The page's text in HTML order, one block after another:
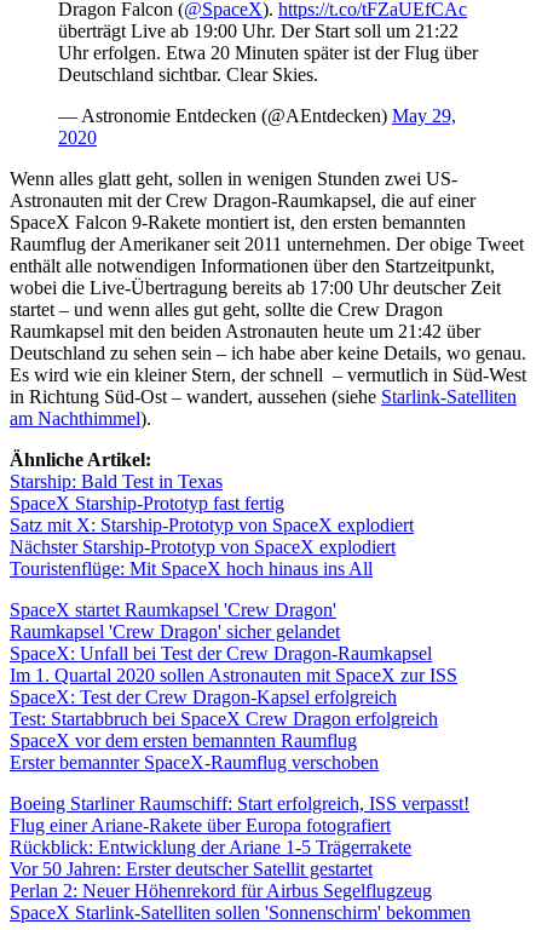
Dragon Falcon (@SpaceX). https://t.co/tFZaUEfCAc
überträgt Live ab 19:00 Uhr. Der Start soll um 21:22
Uhr erfolgen. Etwa 20 Minuten später ist der Flug über
Deutschland sichtbar. Clear Skies.
— Astronomie Entdecken (@AEntdecken) May 29,
2020
Wenn alles glatt geht, sollen in wenigen Stunden zwei US-
Astronauten mit der Crew Dragon-Raumkapsel, die auf einer
SpaceX Falcon 9-Rakete montiert ist, den ersten bemannten
Raumflug der Amerikaner seit 2011 unternehmen. Der obige Tweet
enthält alle notwendigen Informationen über den Startzeitpunkt,
wobei die Live-Übertragung bereits ab 17:00 Uhr deutscher Zeit
startet – und wenn alles gut geht, sollte die Crew Dragon
Raumkapsel mit den beiden Astronauten heute um 21:42 über
Deutschland zu sehen sein – ich habe aber keine Details, wo genau.
Es wird wie ein kleiner Stern, der schnell – vermutlich in Süd-West
in Richtung Süd-Ost – wandert, aussehen (siehe Starlink-Satelliten
am Nachthimmel).
Ähnliche Artikel:
Starship: Bald Test in Texas
SpaceX Starship-Prototyp fast fertig
Satz mit X: Starship-Prototyp von SpaceX explodiert
Nächster Starship-Prototyp von SpaceX explodiert
Touristenflüge: Mit SpaceX hoch hinaus ins All
SpaceX startet Raumkapsel 'Crew Dragon'
Raumkapsel 'Crew Dragon' sicher gelandet
SpaceX: Unfall bei Test der Crew Dragon-Raumkapsel
Im 1. Quartal 2020 sollen Astronauten mit SpaceX zur ISS
SpaceX: Test der Crew Dragon-Kapsel erfolgreich
Test: Startabbruch bei SpaceX Crew Dragon erfolgreich
SpaceX vor dem ersten bemannten Raumflug
Erster bemannter SpaceX-Raumflug verschoben
Boeing Starliner Raumschiff: Start erfolgreich, ISS verpasst!
Flug einer Ariane-Rakete über Europa fotografiert
Rückblick: Entwicklung der Ariane 1-5 Trägerrakete
Vor 50 Jahren: Erster deutscher Satellit gestartet
Perlan 2: Neuer Höhenrekord für Airbus Segelflugzeug
SpaceX Starlink-Satelliten sollen 'Sonnenschirm' bekommen